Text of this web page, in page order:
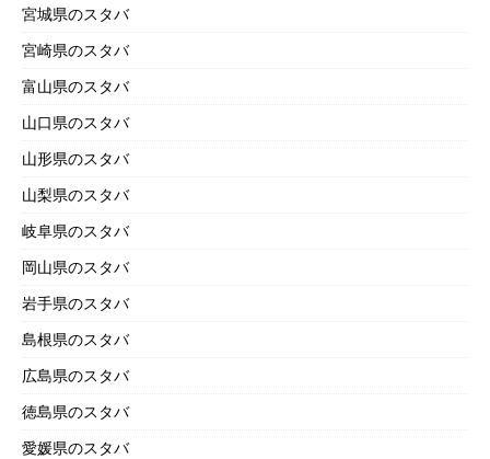
宮城県のスタバ
宮崎県のスタバ
富山県のスタバ
山口県のスタバ
山形県のスタバ
山梨県のスタバ
岐阜県のスタバ
岡山県のスタバ
岩手県のスタバ
島根県のスタバ
広島県のスタバ
徳島県のスタバ
愛媛県のスタバ